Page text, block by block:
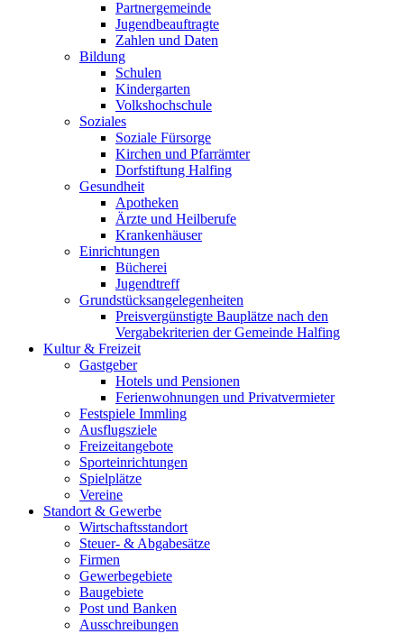
Partnergemeinde
Jugendbeauftragte
Zahlen und Daten
Bildung
Schulen
Kindergarten
Volkshochschule
Soziales
Soziale Fürsorge
Kirchen und Pfarrämter
Dorfstiftung Halfing
Gesundheit
Apotheken
Ärzte und Heilberufe
Krankenhäuser
Einrichtungen
Bücherei
Jugendtreff
Grundstücksangelegenheiten
Preisvergünstigte Bauplätze nach den
Vergabekriterien der Gemeinde Halfing
Kultur & Freizeit
Gastgeber
Hotels und Pensionen
Ferienwohnungen und Privatvermieter
Festspiele Immling
Ausflugsziele
Freizeitangebote
Sporteinrichtungen
Spielplätze
Vereine
Standort & Gewerbe
Wirtschaftsstandort
Steuer- & Abgabesätze
Firmen
Gewerbegebiete
Baugebiete
Post und Banken
Ausschreibungen